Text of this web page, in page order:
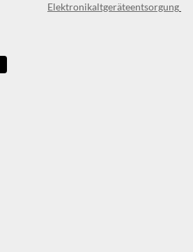
Elektronikaltgeräteentsorgung